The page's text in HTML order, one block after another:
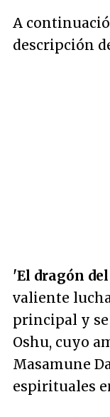
A
descripción
'El dragón
valiente
principal y
Oshu, cuyo
Masamune
espirituales